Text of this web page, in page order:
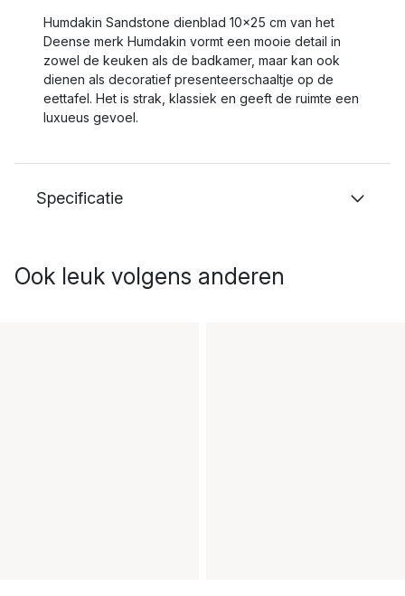
Humdakin Sandstone dienblad 10x25 cm van het
Deense merk Humdakin vormt een mooie detail in
zowel de keuken als de badkamer, maar kan ook
dienen als decoratief presenteerschaaltje op de
eettafel. Het is strak, klassiek en geeft de ruimte een
luxueus gevoel.
Specificatie
Ook leuk volgens anderen